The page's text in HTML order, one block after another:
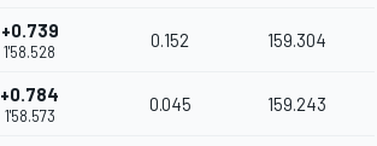
+0.739
1'58.528
0.152 159.304
+0.784
1'58.573
0.045 159.243